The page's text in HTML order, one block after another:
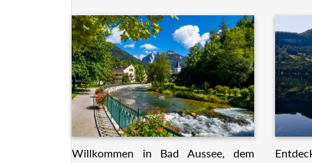
Willkommen in Bad Aussee, dem